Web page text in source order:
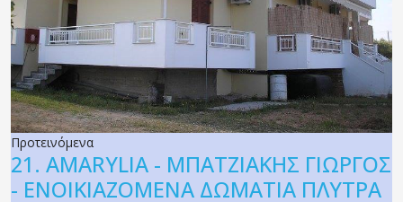
Προτεινόμενα
21. AMARYLIA - ΜΠΑΤΖΙΑΚΗΣ ΓΙΩΡΓΟΣ
- ΕΝΟΙΚΙΑΖΟΜΕΝΑ ΔΩΜΑΤΙΑ ΠΛΥΤΡΑ